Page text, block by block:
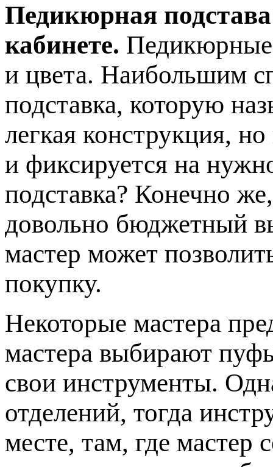
Педикюрная подстава
кабинете. Педикюрные
и цвета. Наибольшим
подставка, которую
легкая конструкция,
и фиксируется на
подставка? Конечно
довольно бюджетный
мастер может
покупку.
Некоторые мастера
мастера выбирают
свои инструменты.
отделений, тогда
месте, там, где